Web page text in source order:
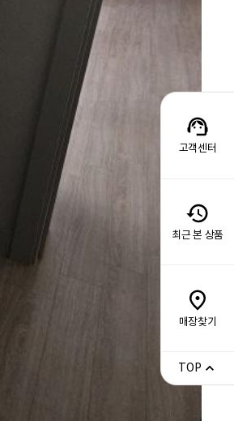
고객센터
최근 본 상품
매장찾기
TOP